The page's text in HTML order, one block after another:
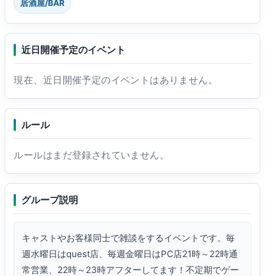
居酒屋/BAR
近日開催予定のイベント
現在、近日開催予定のイベントはありません。
ルール
ルールはまだ登録されていません。
グループ説明
キャストやお客様同士で雑談をするイベントです。毎
週水曜日はquest店、毎週金曜日はPC店21時～22時通
常営業、22時～23時アフターしてます！不定期でゲー